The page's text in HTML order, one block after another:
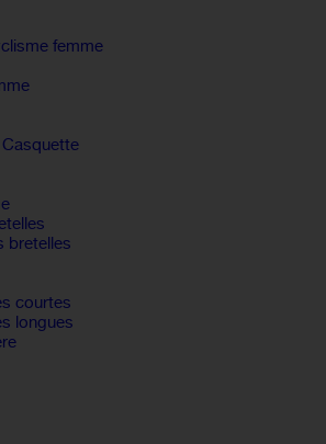
femme
bretelles
courtes
longues